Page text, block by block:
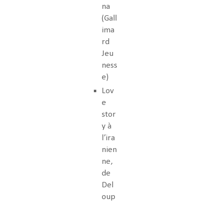
na
(Gall
ima
rd
Jeu
ness
e)
Lov
e
stor
y à
l’ira
nien
ne,
de
Del
oup